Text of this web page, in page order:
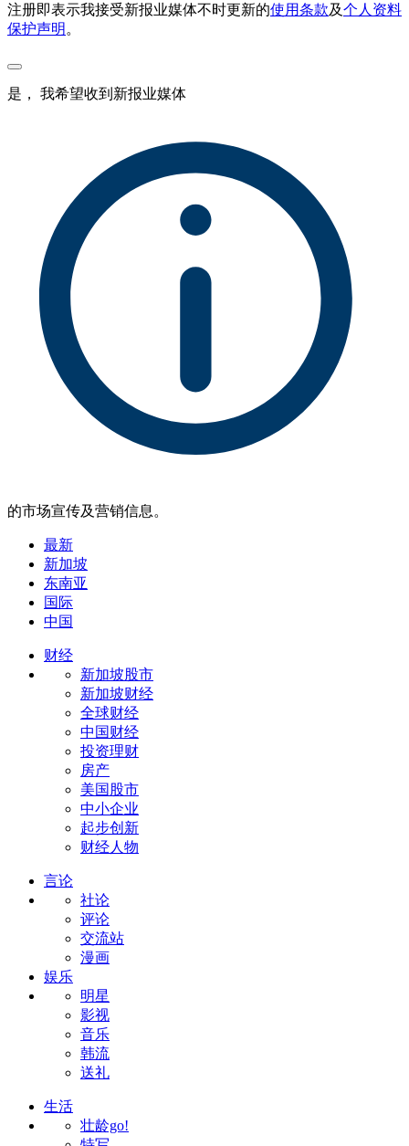
注册即表示我接受新报业媒体不时更新的使用条款及个人资料
保护声明。
是， 我希望收到新报业媒体
的市场宣传及营销信息。
最新
新加坡
东南亚
国际
中国
财经
新加坡股市
新加坡财经
全球财经
中国财经
投资理财
房产
美国股市
中小企业
起步创新
财经人物
言论
社论
评论
交流站
漫画
娱乐
明星
影视
音乐
韩流
送礼
生活
壮龄go!